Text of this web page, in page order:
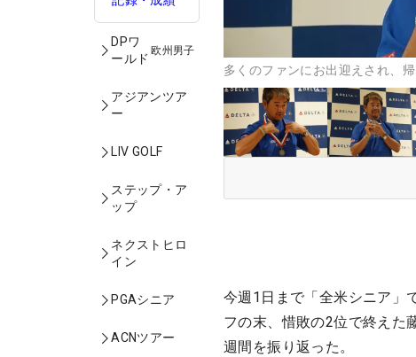
DPワ
ールド
欧州男子
アジアンツア
ー
LIV GOLF
ステップ・ア
ップ
ネクストヒロ
イン
PGAシニア
ACNツアー
多くのファンにお出迎えされ、
今週1日まで「全米シニア」
フの末、惜敗の2位で終えた
週間を振り返った。